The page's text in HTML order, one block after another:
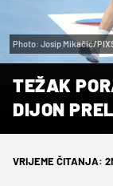
Photo: Josip Mikačić/
TEŽAK
DIJON
VRIJEME ČITANJA: